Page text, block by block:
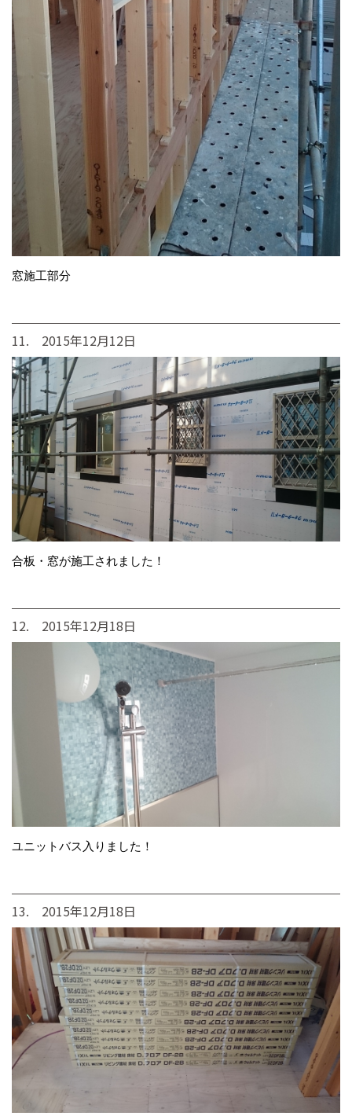
窓施工部分
11. 2015年12月12日
合板・窓が施工されました！
12. 2015年12月18日
ユニットバス入りました！
13. 2015年12月18日